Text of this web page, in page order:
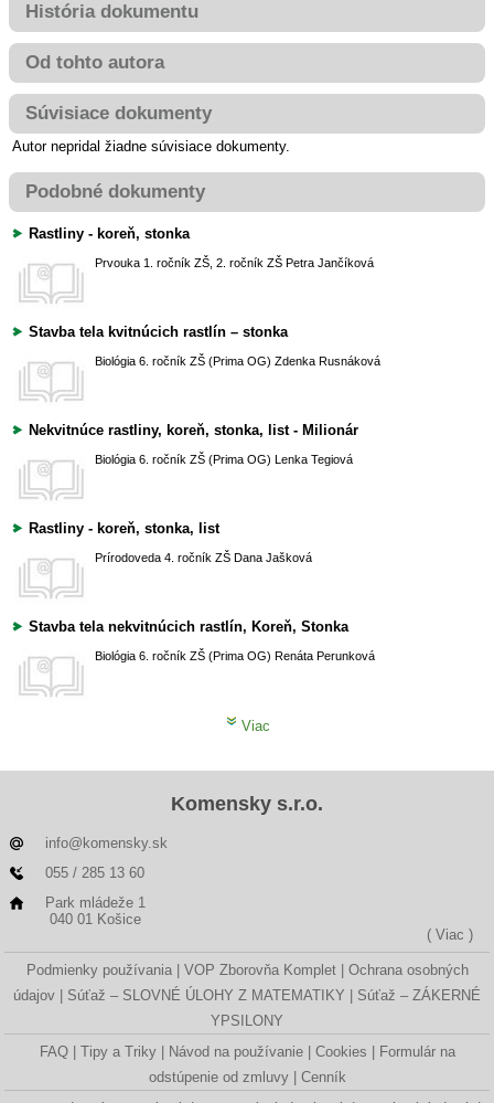
História dokumentu
Od tohto autora
Súvisiace dokumenty
Autor nepridal žiadne súvisiace dokumenty.
Podobné dokumenty
Rastliny - koreň, stonka
Prvouka 1. ročník ZŠ, 2. ročník ZŠ Petra Jančíková
Stavba tela kvitnúcich rastlín – stonka
Biológia 6. ročník ZŠ (Prima OG) Zdenka Rusnáková
Nekvitnúce rastliny, koreň, stonka, list - Milionár
Biológia 6. ročník ZŠ (Prima OG) Lenka Tegiová
Rastliny - koreň, stonka, list
Prírodoveda 4. ročník ZŠ Dana Jašková
Stavba tela nekvitnúcich rastlín, Koreň, Stonka
Biológia 6. ročník ZŠ (Prima OG) Renáta Perunková
Viac
Komensky s.r.o.
info@komensky.sk
055 / 285 13 60
Park mládeže 1
040 01 Košice
( Viac )
Podmienky používania VOP Zborovňa Komplet
Ochrana osobných
údajov
Súťaž – SLOVNÉ ÚLOHY Z MATEMATIKY
Súťaž – ZÁKERNÉ
YPSILONY
FAQ
Tipy a Triky Návod na používanie Cookies
Formulár na
odstúpenie od zmluvy
Cenník